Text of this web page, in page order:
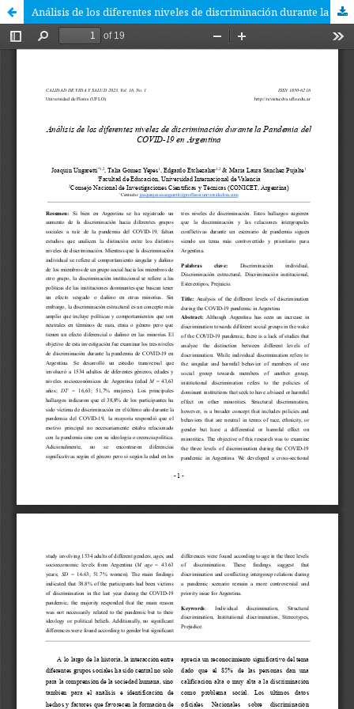
Análisis de los diferentes niveles de discriminación durante la Pandemia del COVID-19 en Argentina